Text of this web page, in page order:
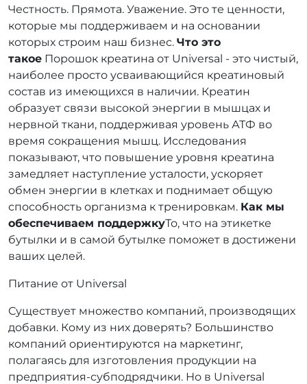
Честность. Прямота. Уважение. Это те ценности,
которые мы поддерживаем и на основании
которых строим наш бизнес. Что это
такое Порошок креатина от Universal - это чистый,
наиболее просто усваивающийся креатиновый
состав из имеющихся в наличии. Креатин
образует связи высокой энергии в мышцах и
нервной ткани, поддерживая уровень АТФ во
время сокращения мышц. Исследования
показывают, что повышение уровня креатина
замедляет наступление усталости, ускоряет
обмен энергии в клетках и поднимает общую
способность организма к тренировкам. Как мы
обеспечиваем поддержкуТо, что на этикетке
бутылки и в самой бутылке поможет в достижени
ваших целей.
Питание от Universal
Существует множество компаний, производящих
добавки. Кому из них доверять? Большинство
компаний ориентируются на маркетинг,
полагаясь для изготовления продукции на
предприятия-субподрядчики. Но в Universal